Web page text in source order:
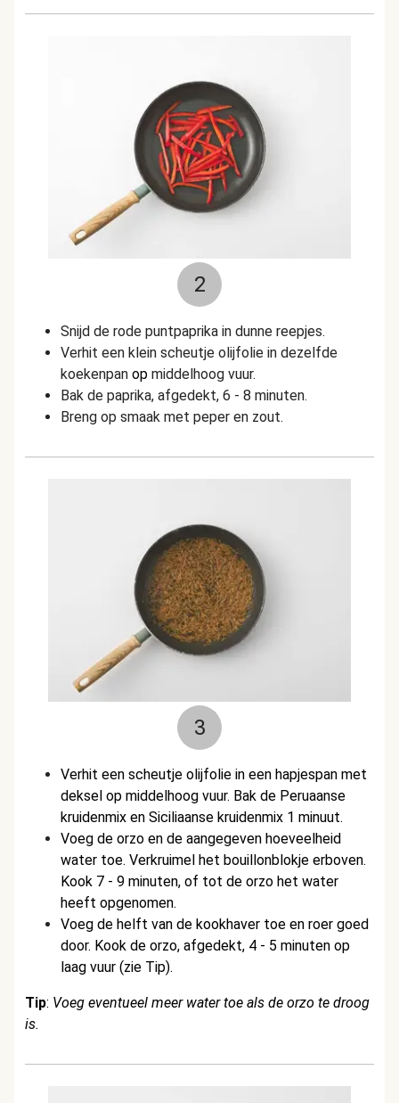
2
Snijd de rode puntpaprika in dunne reepjes.
Verhit een klein scheutje olijfolie in dezelfde
koekenpan op middelhoog vuur.
Bak de paprika, afgedekt, 6 - 8 minuten.
Breng op smaak met peper en zout.
3
Verhit een scheutje olijfolie in een hapjespan met
deksel op middelhoog vuur. Bak de Peruaanse
kruidenmix en Siciliaanse kruidenmix 1 minuut.
Voeg de orzo en de aangegeven hoeveelheid
water toe. Verkruimel het bouillonblokje erboven.
Kook 7 - 9 minuten, of tot de orzo het water
heeft opgenomen.
Voeg de helft van de kookhaver toe en roer goed
door. Kook de orzo, afgedekt, 4 - 5 minuten op
laag vuur (zie Tip).
Tip: Voeg eventueel meer water toe als de orzo te droog
is.